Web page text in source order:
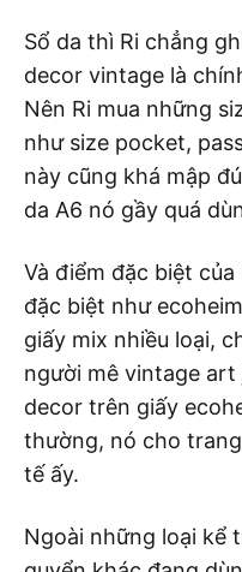
Sổ da thì Ri chẳng
decor vintage là
Nên Ri mua những
như size pocket,
này cũng khá mập
da A6 nó gầy quá
Và điểm đặc biệt
đặc biệt như
giấy mix nhiều loại,
người mê vintage art
decor trên giấy
thường, nó cho
tế ấy.
Ngoài những loại kể